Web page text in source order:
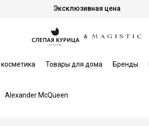
Эксклюзивная цена
Товары для дома Бренды
Alexander McQueen